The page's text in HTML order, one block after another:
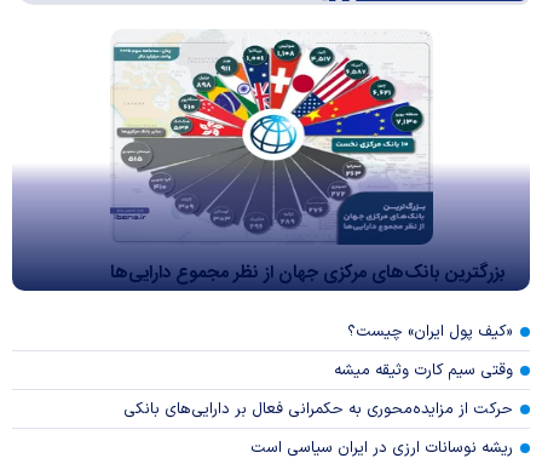
بزرگترین بانک‌های مرکزی جهان از نظر مجموع دارایی‌ها
«کیف پول ایران» چیست؟
وقتی سیم کارت وثیقه میشه
حرکت از مزایده‌محوری به حکمرانی فعال بر دارایی‌های بانکی
ریشه نوسانات ارزی در ایران سیاسی است